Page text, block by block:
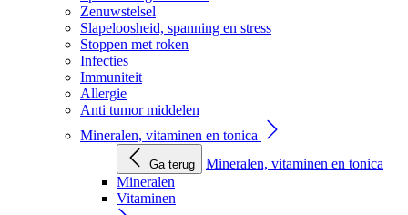
Zenuwstelsel
Slapeloosheid, spanning en stress
Stoppen met roken
Infecties
Immuniteit
Allergie
Anti tumor middelen
Mineralen, vitaminen en tonica
Ga terug
Mineralen, vitaminen en tonica
Mineralen
Vitaminen